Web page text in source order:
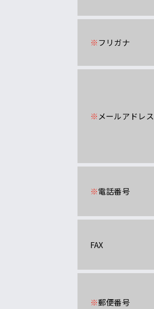
※フリガナ
※メールアドレス
※電話番号
FAX
※郵便番号